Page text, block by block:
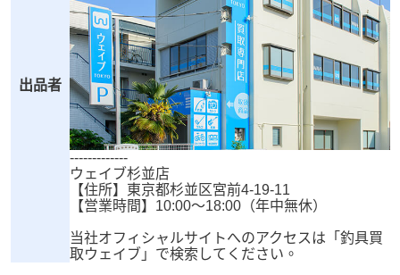
出品者
-------------
ウェイブ杉並店
【住所】東京都杉並区宮前4-19-11
【営業時間】10:00～18:00（年中無休）
当社オフィシャルサイトへのアクセスは「釣具買
取ウェイブ」で検索してください。